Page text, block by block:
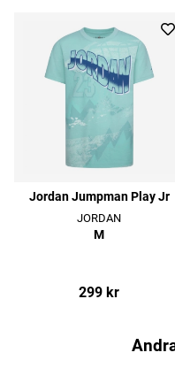
Jordan Jumpman Play Jr
JORDAN
M
299 kr